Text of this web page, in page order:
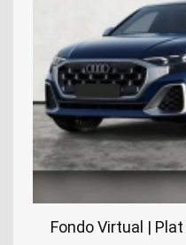
Fondo Virtual |